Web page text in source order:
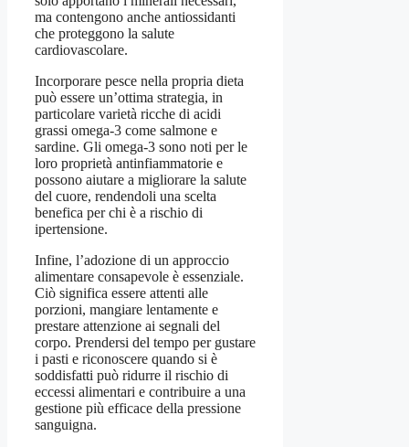
ma contengono anche antiossidanti
che proteggono la salute
cardiovascolare.
Incorporare pesce nella propria dieta
può essere un’ottima strategia, in
particolare varietà ricche di acidi
grassi omega-3 come salmone e
sardine. Gli omega-3 sono noti per le
loro proprietà antinfiammatorie e
possono aiutare a migliorare la salute
del cuore, rendendoli una scelta
benefica per chi è a rischio di
ipertensione.
Infine, l’adozione di un approccio
alimentare consapevole è essenziale.
Ciò significa essere attenti alle
porzioni, mangiare lentamente e
prestare attenzione ai segnali del
corpo. Prendersi del tempo per gustare
i pasti e riconoscere quando si è
soddisfatti può ridurre il rischio di
eccessi alimentari e contribuire a una
gestione più efficace della pressione
sanguigna.